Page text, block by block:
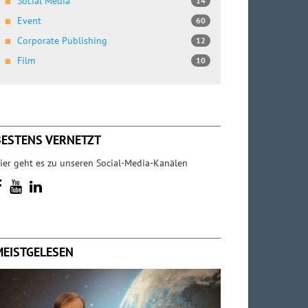
Event 60
Corporate Publishing 12
Film 10
VERNETZT
geht es zu unseren Social-Media-Kanälen